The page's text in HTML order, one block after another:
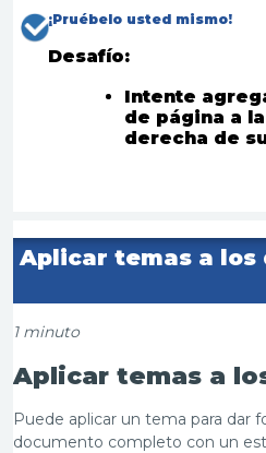
¡Pruébelo usted mismo!
Desafío:
Intente
de página a
derecha de
Aplicar temas a los
1 minuto
Aplicar temas a
Puede aplicar un tema para dar
documento completo con un